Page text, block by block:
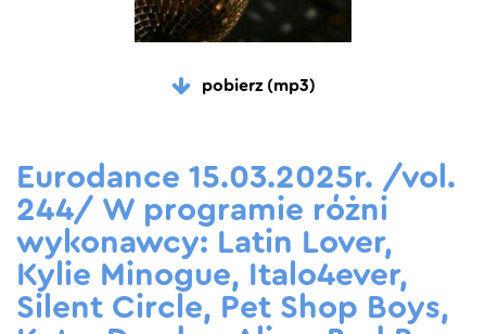
pobierz (mp3)
Eurodance 15.03.2025r. /vol.
244/ W programie różni
wykonawcy: Latin Lover,
Kylie Minogue, Italo4ever,
Silent Circle, Pet Shop Boys,